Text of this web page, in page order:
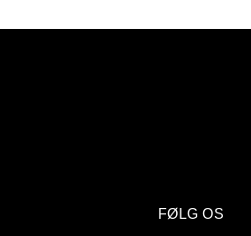
FØLG OS